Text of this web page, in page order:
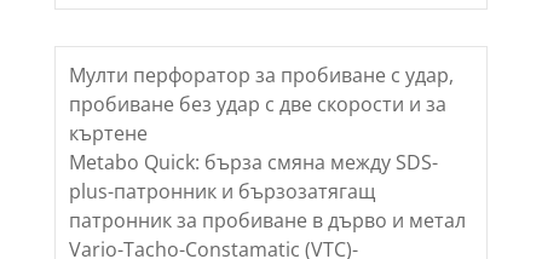
Мулти перфоратор за пробиване с удар,
пробиване без удар с две скорости и за
къртене
Metabo Quick: бърза смяна между SDS-
plus-патронник и бързозатягащ
патронник за пробиване в дърво и метал
Vario-Tacho-Constamatic (VTC)-